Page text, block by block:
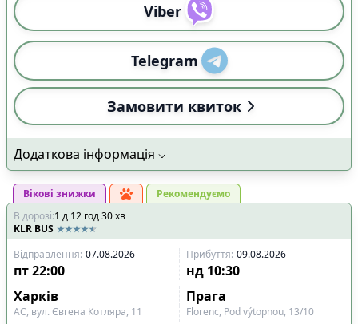
Viber
Telegram
Замовити квиток
Додаткова інформація
Вікові знижки
Рекомендуємо
В дорозі:1 д 12 год30хв
KLR BUS
Відправлення: 07.08.2026 Прибуття: 09.08.2026
пт22:00 нд 10:30
Харків
Прага
АС, вул. Євгена Котляра, 11 Florenc, Pod výtopnou, 13/10